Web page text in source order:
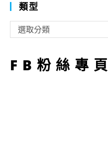
類型
型
選取分類
FB粉絲專頁